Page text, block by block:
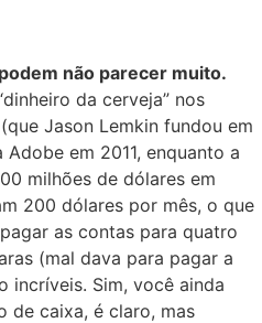
não parecer muito.
da cerveja” nos
Jason Lemkin fundou em
em 2011, enquanto a
milhões de dólares em
200 dólares por mês, o que
as contas para quatro
(mal dava para pagar a
incríveis. Sim, você ainda
de caixa, é claro, mas